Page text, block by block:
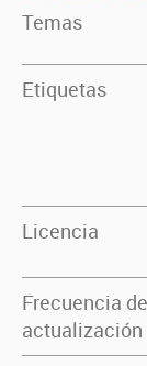
Temas
Etiquetas
Licencia
Frecuencia de
actualización